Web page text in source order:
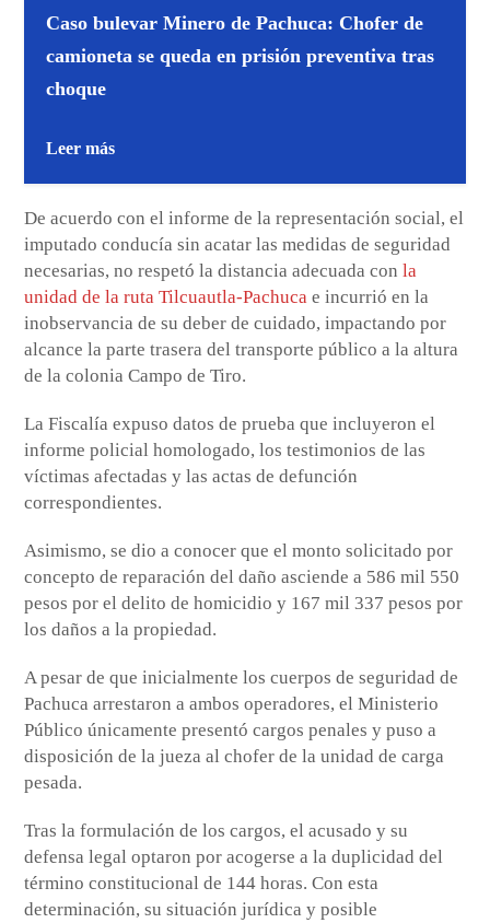
Caso bulevar Minero de Pachuca: Chofer de
camioneta se queda en prisión preventiva tras
choque
Leer más
De acuerdo con el informe de la representación social, el
imputado conducía sin acatar las medidas de seguridad
necesarias, no respetó la distancia adecuada conla
unidad de la ruta Tilcuautla-Pachuca e incurrió en la
inobservancia de su deber de cuidado, impactando por
alcance la parte trasera del transporte público a la altura
de la colonia Campo de Tiro.
La Fiscalía expuso datos de prueba que incluyeron el
informe policial homologado, los testimonios de las
víctimas afectadas y las actas de defunción
correspondientes.
Asimismo, se dio a conocer que el monto solicitado por
concepto de reparación del daño asciende a 586 mil 550
pesos por el delito de homicidio y 167 mil 337 pesos por
los daños a la propiedad.
A pesar de que inicialmente los cuerpos de seguridad de
Pachuca arrestaron a ambos operadores, el Ministerio
Público únicamente presentó cargos penales y puso a
disposición de la jueza al chofer de la unidad de carga
pesada.
Tras la formulación de los cargos, el acusado y su
defensa legal optaron por acogerse a la duplicidad del
término constitucional de 144 horas. Con esta
determinación, su situación jurídica y posible